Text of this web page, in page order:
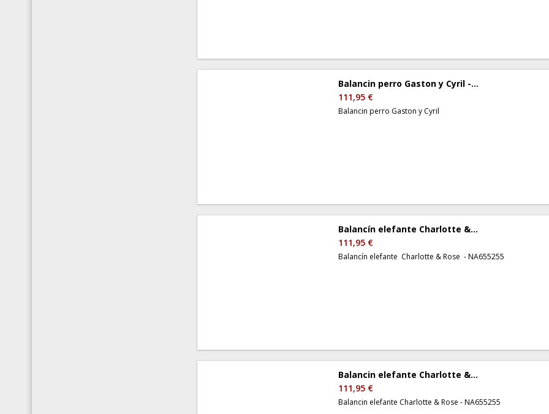
Balancin perro Gaston y Cyril -...
111,95 €
Balancin perro Gaston y Cyril
Balancín elefante Charlotte &...
111,95 €
Balancín elefante Charlotte & Rose - NA655255
Balancin elefante Charlotte &...
111,95 €
Balancin elefante Charlotte & Rose - NA655255